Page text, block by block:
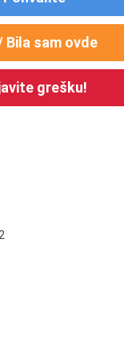
Bila sam ovde
grešku!